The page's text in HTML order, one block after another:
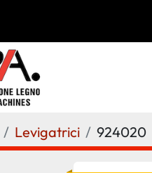
Levigatrici 924020